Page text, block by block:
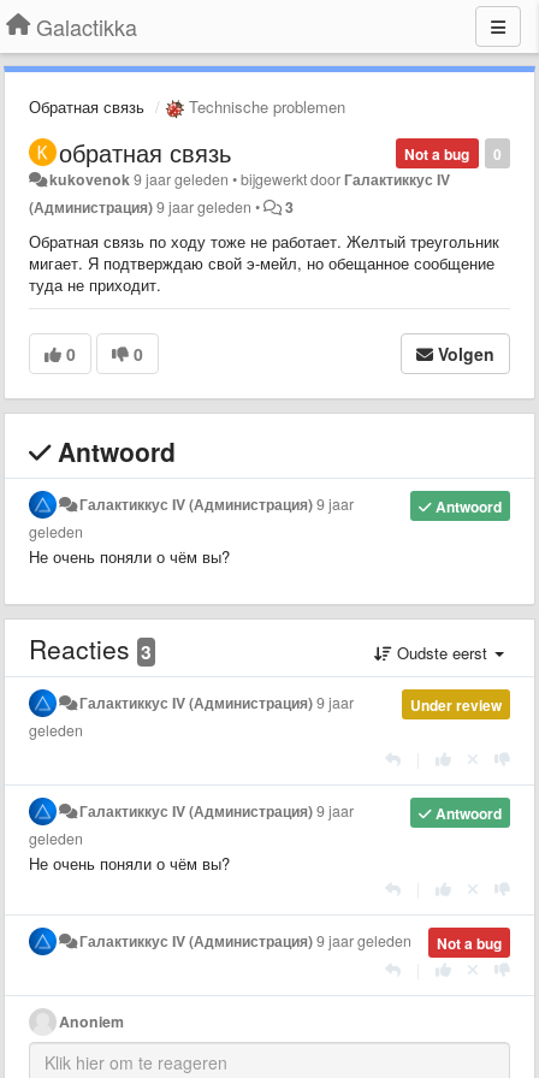
Galactikka
Обратная связь Technische problemen
0
Not a bug
обратная связь
kukovenok9 jaar geleden •bijgewerkt doorГалактиккус IV
(Администрация)9 jaar geleden • 3
Обратная связь по ходу тоже не работает. Желтый треугольник
мигает. Я подтверждаю свой э-мейл, но обещанное сообщение
туда не приходит.
0 0 Volgen
Antwoord
Antwoord
Галактиккус IV (Администрация)9 jaar
geleden
Не очень поняли о чём вы?
Reacties 3 Oudste eerst
Under review
Галактиккус IV (Администрация)9 jaar
geleden
Antwoord
Галактиккус IV (Администрация)9 jaar
geleden
Не очень поняли о чём вы?
Not a bug
Галактиккус IV (Администрация)9 jaar geleden
Anoniem